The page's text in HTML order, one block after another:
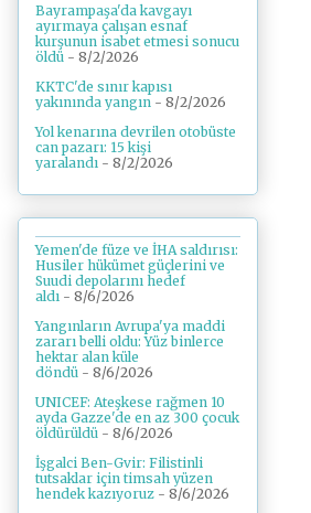
Bayrampaşa'da kavgayı
ayırmaya çalışan esnaf
kurşunun isabet etmesi sonucu
öldü - 8/2/2026
KKTC'de sınır kapısı
yakınında yangın - 8/2/2026
Yol kenarına devrilen otobüste
can pazarı: 15 kişi
yaralandı - 8/2/2026
Yemen'de füze ve İHA saldırısı:
Husiler hükümet güçlerini ve
Suudi depolarını hedef
aldı - 8/6/2026
Yangınların Avrupa'ya maddi
zararı belli oldu: Yüz binlerce
hektar alan küle
döndü - 8/6/2026
UNICEF: Ateşkese rağmen 10
ayda Gazze'de en az 300 çocuk
öldürüldü - 8/6/2026
İşgalci Ben-Gvir: Filistinli
tutsaklar için timsah yüzen
hendek kazıyoruz - 8/6/2026